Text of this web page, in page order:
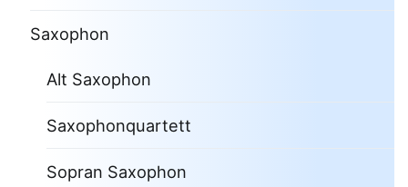
Saxophon
Alt Saxophon
Saxophonquartett
Sopran Saxophon